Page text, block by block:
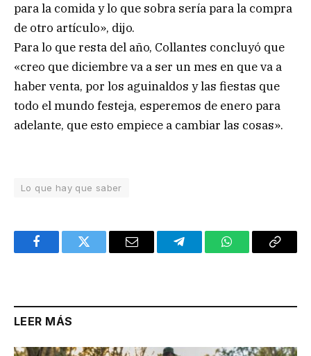
para la comida y lo que sobra sería para la compra
de otro artículo», dijo.
Para lo que resta del año, Collantes concluyó que
«creo que diciembre va a ser un mes en que va a
haber venta, por los aguinaldos y las fiestas que
todo el mundo festeja, esperemos de enero para
adelante, que esto empiece a cambiar las cosas».
Lo que hay que saber
FacebookTwitter Email TelegramWhatsAppCopy
LEER MÁS